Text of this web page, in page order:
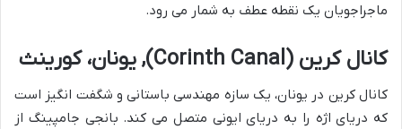
ماجراجویان یک نقطه عطف به شمار می رود.
کانال کرین (Corinth Canal), یونان، کورینث
کانال کرین در یونان، یک سازه مهندسی باستانی و شگفت انگیز است
که دریای اژه را به دریای ایونی متصل می کند. بانجی جامپینگ از